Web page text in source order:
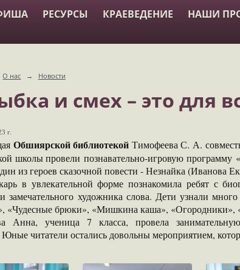
РЕСУРСЫ КРАЕВЕДЕНИЕ НАШИ
О нас → Новости
и смех – это для
г.
Обшиярской библиотекой Тимофеева С. А.
школы провели познавательно-игровую программу
из героев сказочной повести - Незнайка (Иванова
в увлекательной форме познакомила ребят с
замечательного художника слова. Дети узнали
«Чудесные брюки», «Мишкина каша», «Огородники»,
Анна, ученица 7 класса, провела
Юные читатели остались довольны мероприятием,